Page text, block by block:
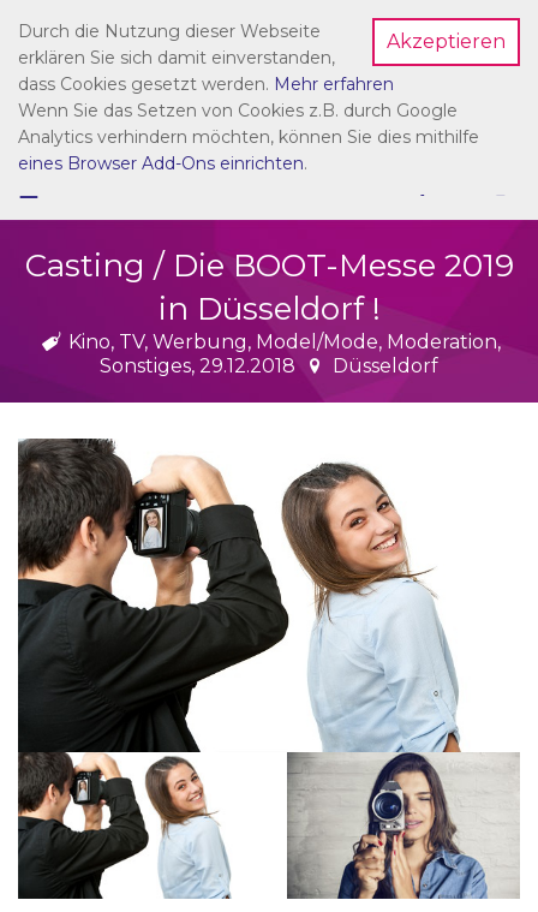
Dein Account
☰
Casting / Die BOOT-Messe 2019
in Düsseldorf !
Kino, TV, Werbung, Model/Mode, Moderation,
Sonstiges, 29.12.2018
Düsseldorf
Akzeptieren
Durch die Nutzung dieser Webseite
erklären Sie sich damit einverstanden,
dass Cookies gesetzt werden. Mehr erfahren
Wenn Sie das Setzen von Cookies z.B. durch Google
Analytics verhindern möchten, können Sie dies mithilfe
eines Browser Add-Ons einrichten.